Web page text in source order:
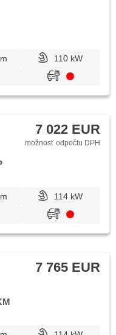
110 kW
7 022 EUR
možnosť odpočtu DPH
114 kW
7 765 EUR